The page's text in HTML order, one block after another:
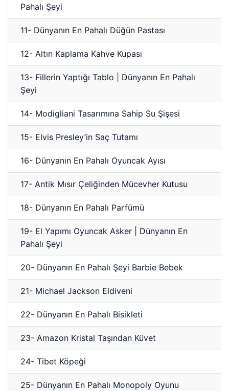
Pahalı Şeyi
11- Dünyanın En Pahalı Düğün Pastası
12- Altın Kaplama Kahve Kupası
13- Fillerin Yaptığı Tablo | Dünyanın En Pahalı
Şeyi
14- Modigliani Tasarımına Sahip Su Şişesi
15- Elvis Presley’in Saç Tutamı
16- Dünyanın En Pahalı Oyuncak Ayısı
17- Antik Mısır Çeliğinden Mücevher Kutusu
18- Dünyanın En Pahalı Parfümü
19- El Yapımı Oyuncak Asker | Dünyanın En
Pahalı Şeyi
20- Dünyanın En Pahalı Şeyi Barbie Bebek
21- Michael Jackson Eldiveni
22- Dünyanın En Pahalı Bisikleti
23- Amazon Kristal Taşından Küvet
24- Tibet Köpeği
25- Dünyanın En Pahalı Monopoly Oyunu